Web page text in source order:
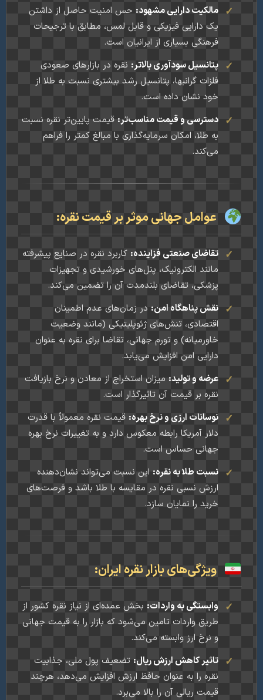
مالکیت دارایی مشهود:حس امنیت حاصل از داشتن
یک دارایی فیزیکی و قابل لمس، مطابق با ترجیحات
فرهنگی بسیاری از ایرانیان است.
پتانسیل سودآوری بالاتر:نقره در بازارهای صعودی
فلزات گرانبها، پتانسیل رشد بیشتری نسبت به طلا از
خود نشان داده است.
دسترسی و قیمت مناسب‌تر:قیمت پایین‌تر نقره نسبت
به طلا، امکان سرمایه‌گذاری با مبالغ کمتر را فراهم
عوامل جهانی موثر بر قیمت نقره:
تقاضای صنعتی فزاینده: کاربرد نقره در صنایع پیشرفته
مانند الکترونیک، پنل‌های خورشیدی و تجهیزات
پزشکی، تقاضای بلندمدت آن را تضمین می‌کند.
نقش پناهگاه امن:در زمان‌های عدم اطمینان
اقتصادی، تنش‌های ژئوپلیتیکی (مانند وضعیت
خاورمیانه) و تورم جهانی، تقاضا برای نقره به عنوان
دارایی امن افزایش می‌یابد.
عرضه و تولید:میزان استخراج از معادن و نرخ بازیافت
نقره بر قیمت آن تاثیرگذار است.
نوسانات ارزی و نرخ بهره:قیمت نقره معمولاً با قدرت
دلار آمریکا رابطه معکوس دارد و به تغییرات نرخ بهره
جهانی حساس است.
نسبت طلا به نقره:این نسبت می‌تواند نشان‌دهنده
ارزش نسبی نقره در مقایسه با طلا باشد و فرصت‌های
خرید را نمایان سازد.
ویژگی‌های بازار نقره ایران:
وابستگی به واردات:بخش عمده‌ای از نیاز نقره کشور از
طریق واردات تامین می‌شود که بازار را به قیمت جهانی
و نرخ ارز وابسته می‌کند.
تاثیر کاهش ارزش ریال:تضعیف پول ملی، جذابیت
نقره را به عنوان حافظ ارزش افزایش می‌دهد، هرچند
قیمت ریالی آن را بالا می‌برد.